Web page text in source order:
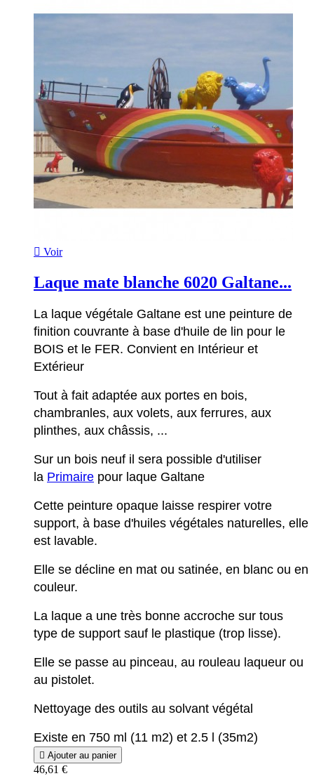
 Voir
Laque mate blanche 6020 Galtane...
La laque végétale Galtane est une peinture de
finition couvrante à base d'huile de lin pour le
BOIS et le FER. Convient en Intérieur et
Extérieur
Tout à fait adaptée aux portes en bois,
chambranles, aux volets, aux ferrures, aux
plinthes, aux châssis, ...
Sur un bois neuf il sera possible d'utiliser
la Primaire pour laque Galtane
Cette peinture opaque laisse respirer votre
support, à base d'huiles végétales naturelles, elle
est lavable.
Elle se décline en mat ou satinée, en blanc ou en
couleur.
La laque a une très bonne accroche sur tous
type de support sauf le plastique (trop lisse).
Elle se passe au pinceau, au rouleau laqueur ou
au pistolet.
Nettoyage des outils au solvant végétal
Existe en 750 ml (11 m2) et 2.5 l (35m2)
 Ajouter au panier
46,61 €